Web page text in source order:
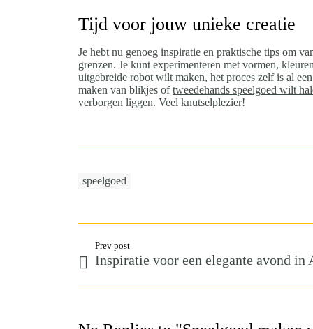
Tijd voor jouw unieke creatie
Je hebt nu genoeg inspiratie en praktische tips om
grenzen. Je kunt experimenteren met vormen,
uitgebreide robot wilt maken, het proces zelf is al
maken van blikjes oftweedehands speelgoed wilt
verborgen liggen. Veel knutselplezier!
speelgoed
Prev post
Inspiratie voor een elegante avond in